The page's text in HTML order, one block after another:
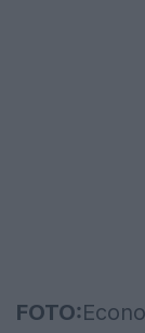
FOTO: